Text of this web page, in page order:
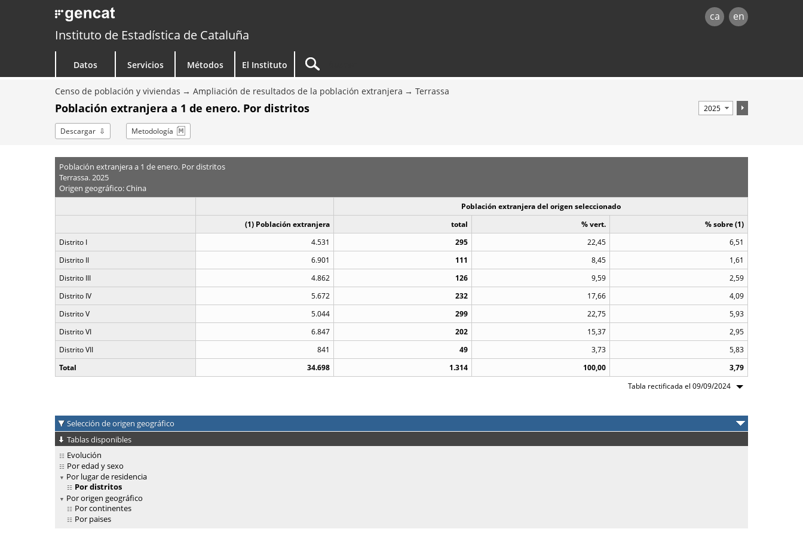
ca en
Instituto de Estadística de Cataluña
Datos Servicios Métodos El Instituto
Censo de población y viviendas Ampliación de resultados de la población extranjera Terrassa
Población extranjera a 1 de enero. Por distritos
Descargar Metodología
Población extranjera a 1 de enero. Por distritos
Terrassa. 2025
Origen geográfico: China
Población extranjera del origen seleccionado
(1) Población extranjera
total % vert.
% sobre (1)
Distrito I
4.531 295 22,45
6,51
Distrito II
6.901 111 8,45
1,61
Distrito III
4.862 126 9,59
2,59
Distrito IV
5.672 232 17,66
4,09
Distrito V
5.044 299 22,75
5,93
Distrito VI
6.847 202 15,37
2,95
Distrito VII
841 49 3,73
5,83
Total
34.698 1.314 100,00
3,79
Tabla rectificada el 09/09/2024
Selección de origen geográfico
Tablas disponibles
Evolución
Por edad y sexo
Por lugar de residencia
Por distritos
Por origen geográfico
Por continentes
Por paises